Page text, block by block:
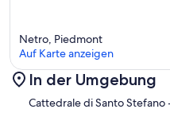
Netro, Piedmont
Auf Karte anzeigen
In der Umgebung
Cattedrale di Santo Stefano